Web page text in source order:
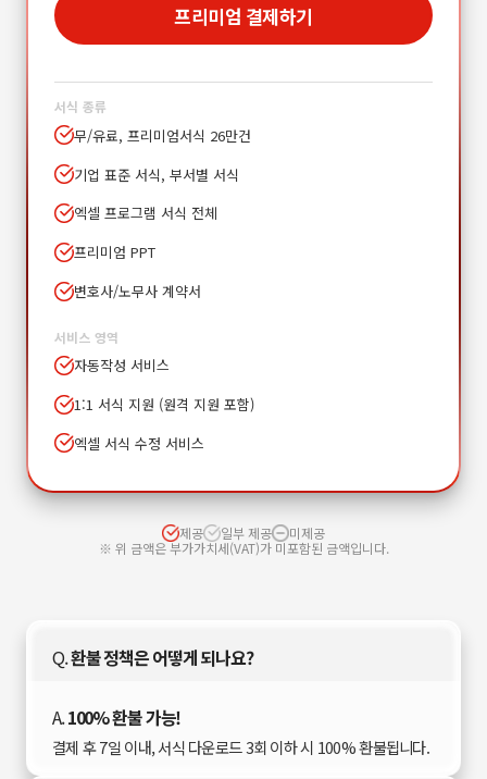
프리미엄 결제하기
서식 종류
무/유료, 프리미엄서식 26만건
기업 표준 서식, 부서별 서식
엑셀 프로그램 서식 전체
프리미엄 PPT
변호사/노무사 계약서
서비스 영역
자동작성 서비스
1:1 서식 지원 (원격 지원 포함)
엑셀 서식 수정 서비스
제공 일부 제공
미제공
※ 위 금액은 부가가치세(VAT)가 미포함된 금액입니다.
Q.환불 정책은 어떻게 되나요?
A.100% 환불 가능!
결제 후 7일 이내, 서식 다운로드 3회 이하 시 100% 환불됩니다.